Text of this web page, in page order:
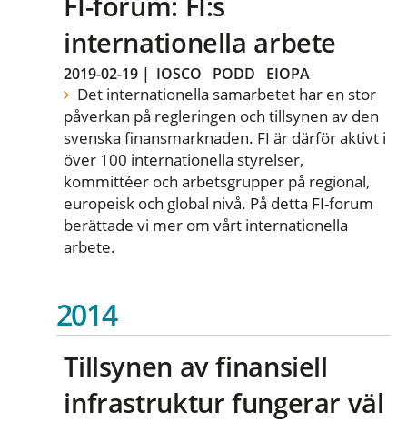
internationella arbete
2019-02-19 | IOSCO PODD EIOPA
Det internationella samarbetet har en stor
påverkan på regleringen och tillsynen av den
svenska finansmarknaden. FI är därför aktivt i
över 100 internationella styrelser,
kommittéer och arbetsgrupper på regional,
europeisk och global nivå. På detta FI-forum
berättade vi mer om vårt internationella
arbete.
2014
Tillsynen av finansiell
infrastruktur fungerar väl